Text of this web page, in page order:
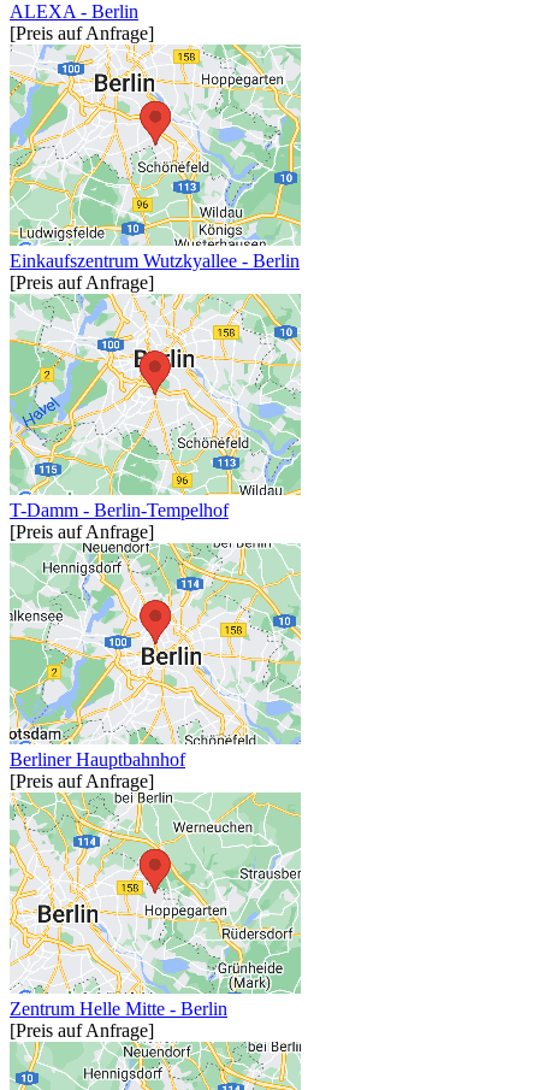
ALEXA - Berlin
[Preis auf Anfrage]
Einkaufszentrum Wutzkyallee - Berlin
[Preis auf Anfrage]
T-Damm - Berlin-Tempelhof
[Preis auf Anfrage]
Berliner Hauptbahnhof
[Preis auf Anfrage]
Zentrum Helle Mitte - Berlin
[Preis auf Anfrage]